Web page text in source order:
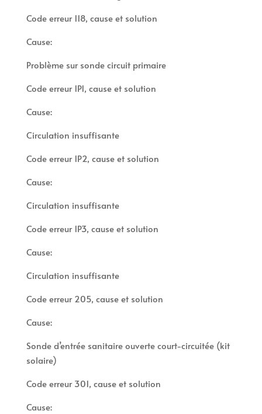
Code erreur 118, cause et solution
Cause:
Problème sur sonde circuit primaire
Code erreur 1P1, cause et solution
Cause:
Circulation insuffisante
Code erreur 1P2, cause et solution
Cause:
Circulation insuffisante
Code erreur 1P3, cause et solution
Cause:
Circulation insuffisante
Code erreur 205, cause et solution
Cause:
Sonde d’entrée sanitaire ouverte court-circuitée (kit
solaire)
Code erreur 301, cause et solution
Cause: